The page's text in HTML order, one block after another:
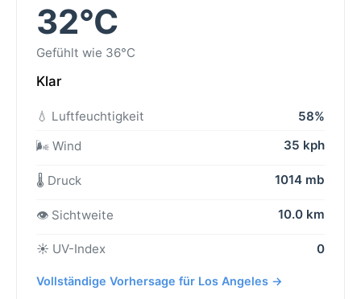
32°C
Gefühlt wie 36°C
Klar
💧 Luftfeuchtigkeit
58%
🌬️ Wind
35 kph
🌡️ Druck 1014 mb
👁️ Sichtweite 10.0 km
☀️ UV-Index 0
Vollständige Vorhersage für Los Angeles →